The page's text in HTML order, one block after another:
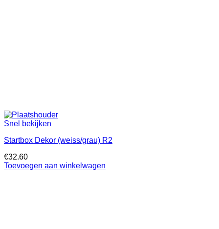
Snel bekijken
Startbox Dekor (weiss/grau) R2
€32.60
Toevoegen aan winkelwagen